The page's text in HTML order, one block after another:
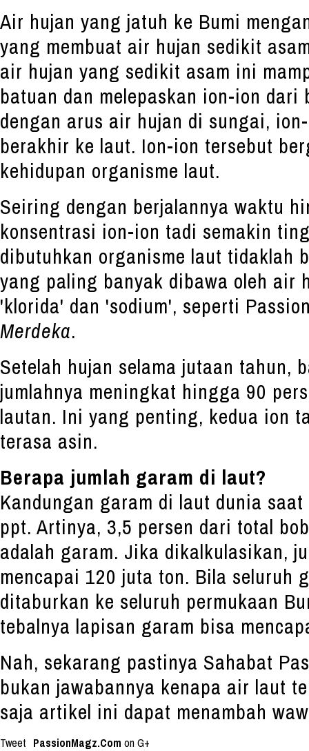
Air hujan yang jatuh ke Bumi
yang membuat air hujan sedikit
air hujan yang sedikit asam ini
batuan dan melepaskan ion-ion dari
dengan arus air hujan di sungai,
berakhir ke laut. Ion-ion tersebut
kehidupan organisme laut.
Seiring dengan berjalannya waktu
konsentrasi ion-ion tadi semakin
dibutuhkan organisme laut tidaklah
yang paling banyak dibawa oleh air
'klorida' dan 'sodium', seperti
Merdeka.
Setelah hujan selama jutaan tahun,
jumlahnya meningkat hingga 90
lautan. Ini yang penting, kedua ion
terasa asin.
Berapa jumlah garam di laut?
Kandungan garam di laut dunia
ppt. Artinya, 3,5 persen dari total
adalah garam. Jika dikalkulasikan,
mencapai 120 juta ton. Bila seluruh
ditaburkan ke seluruh permukaan
tebalnya lapisan garam bisa
Nah, sekarang pastinya Sahabat
bukan jawabannya kenapa air laut
saja artikel ini dapat menambah
Tweet PassionMagz.Com on G+